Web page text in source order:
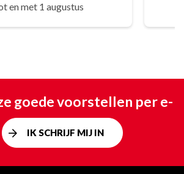
en met 1 augustus
goede voorstellen per e-
IK SCHRIJF MIJ IN